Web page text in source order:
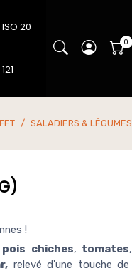
ISO 20
121
SALADIERS & LÉGUMES
!
pois chiches, tomates,
relevé d'une touche de